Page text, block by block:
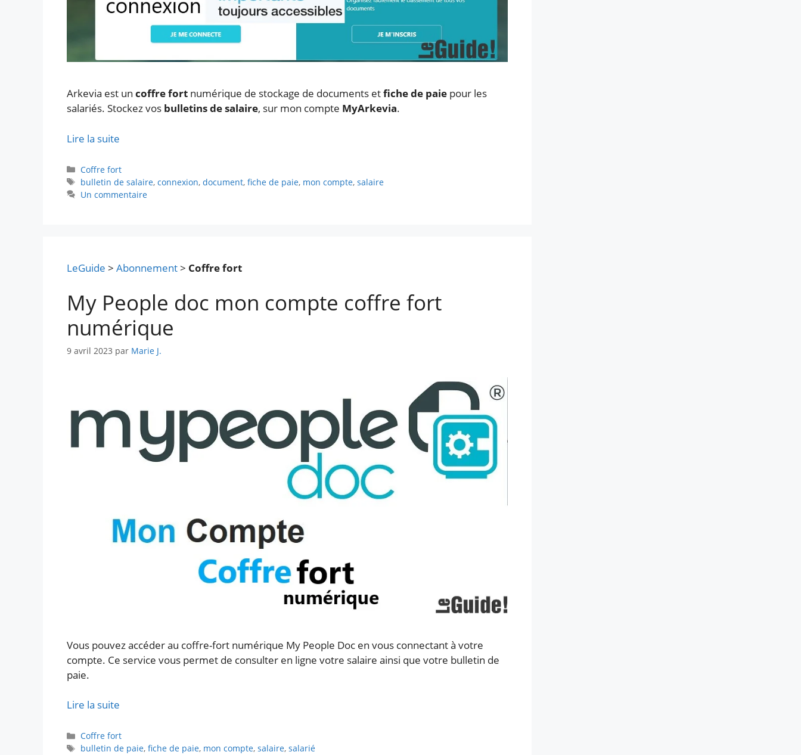
Arkevia est un coffre fort numérique de stockage de documents etfiche de paie pour les
salariés. Stockez vos bulletins de salaire, sur mon compte MyArkevia.
Lire la suite
Catégories
Coffre fort
Étiquettes
bulletin de salaire,connexion,document,fiche de paie, mon compte,salaire
Un commentaire
LeGuide > Abonnement> Coffre fort
My People doc mon compte coffre fort
numérique
9 avril 2023 par Marie J.
Vous pouvez accéder au coffre-fort numérique My People Doc en vous connectant à votre
compte. Ce service vous permet de consulter en ligne votre salaire ainsi que votre bulletin de
paie.
Lire la suite
Catégories
Coffre fort
Étiquettes
bulletin de paie,fiche de paie, mon compte,salaire,salarié